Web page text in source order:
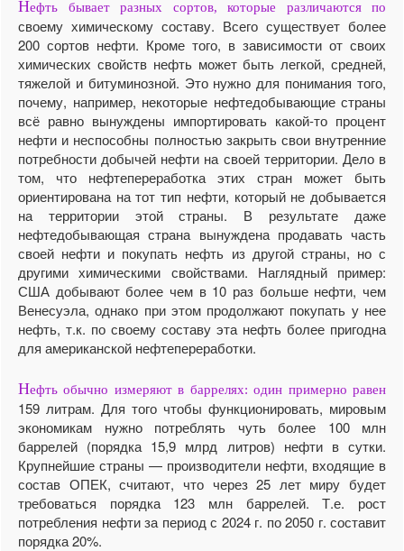
Нефть бывает разных сортов, которые различаются по
своему химическому составу. Всего существует более
200 сортов нефти. Кроме того, в зависимости от своих
химических свойств нефть может быть легкой, средней,
тяжелой и битуминозной. Это нужно для понимания того,
почему, например, некоторые нефтедобывающие страны
всё равно вынуждены импортировать какой-то процент
нефти и неспособны полностью закрыть свои внутренние
потребности добычей нефти на своей территории. Дело в
том, что нефтепереработка этих стран может быть
ориентирована на тот тип нефти, который не добывается
на территории этой страны. В результате даже
нефтедобывающая страна вынуждена продавать часть
своей нефти и покупать нефть из другой страны, но с
другими химическими свойствами. Наглядный пример:
США добывают более чем в 10 раз больше нефти, чем
Венесуэла, однако при этом продолжают покупать у нее
нефть, т.к. по своему составу эта нефть более пригодна
для американской нефтепереработки.
Нефть обычно измеряют в баррелях: один примерно равен
159 литрам. Для того чтобы функционировать, мировым
экономикам нужно потреблять чуть более 100 млн
баррелей (порядка 15,9 млрд литров) нефти в сутки.
Крупнейшие страны — производители нефти, входящие в
состав ОПЕК, считают, что через 25 лет миру будет
требоваться порядка 123 млн баррелей. Т.е. рост
потребления нефти за период с 2024 г. по 2050 г. составит
порядка 20%.